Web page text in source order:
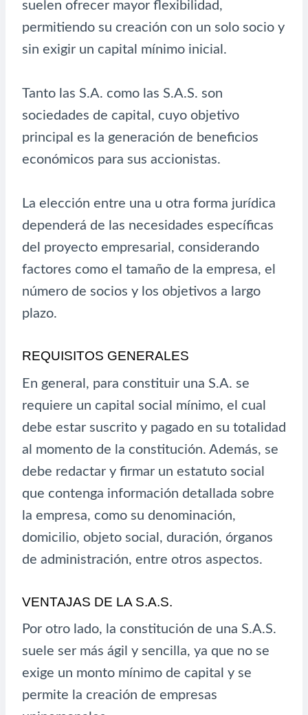
suelen ofrecer mayor flexibilidad,
permitiendo su creación con un solo socio y
sin exigir un capital mínimo inicial.
Tanto las S.A. como las S.A.S. son
sociedades de capital, cuyo objetivo
principal es la generación de beneficios
económicos para sus accionistas.
La elección entre una u otra forma jurídica
dependerá de las necesidades específicas
del proyecto empresarial, considerando
factores como el tamaño de la empresa, el
número de socios y los objetivos a largo
plazo.
REQUISITOS GENERALES
En general, para constituir una S.A. se
requiere un capital social mínimo, el cual
debe estar suscrito y pagado en su totalidad
al momento de la constitución. Además, se
debe redactar y firmar un estatuto social
que contenga información detallada sobre
la empresa, como su denominación,
domicilio, objeto social, duración, órganos
de administración, entre otros aspectos.
VENTAJAS DE LA S.A.S.
Por otro lado, la constitución de una S.A.S.
suele ser más ágil y sencilla, ya que no se
exige un monto mínimo de capital y se
permite la creación de empresas